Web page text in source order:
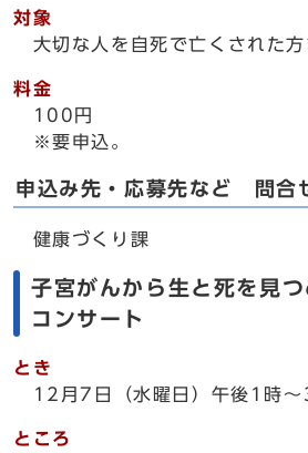
対象
大切な人を自死で亡くされた方
料金
100円
※要申込。
申込み先・応募先など 問合
健康づくり課
子宮がんから生と死を見
コンサート
とき
12月7日（水曜日）午後1時
ところ